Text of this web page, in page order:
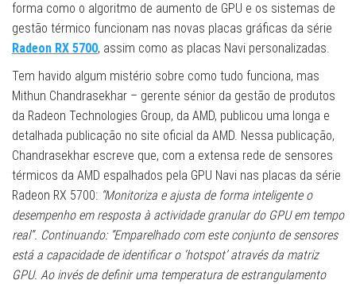
forma como o algoritmo de aumento de GPU e os sistemas de
gestão térmico funcionam nas novas placas gráficas da série
Radeon RX 5700, assim como as placas Navi personalizadas.
Tem havido algum mistério sobre como tudo funciona, mas
Mithun Chandrasekhar – gerente sénior da gestão de produtos
da Radeon Technologies Group, da AMD, publicou uma longa e
detalhada publicação no site oficial da AMD. Nessa publicação,
Chandrasekhar escreve que, com a extensa rede de sensores
térmicos da AMD espalhados pela GPU Navi nas placas da série
Radeon RX 5700: “Monitoriza e ajusta de forma inteligente o
desempenho em resposta à actividade granular do GPU em tempo
real”. Continuando: “Emparelhado com este conjunto de sensores
está a capacidade de identificar o ‘hotspot’ através da matriz
GPU. Ao invés de definir uma temperatura de estrangulamento